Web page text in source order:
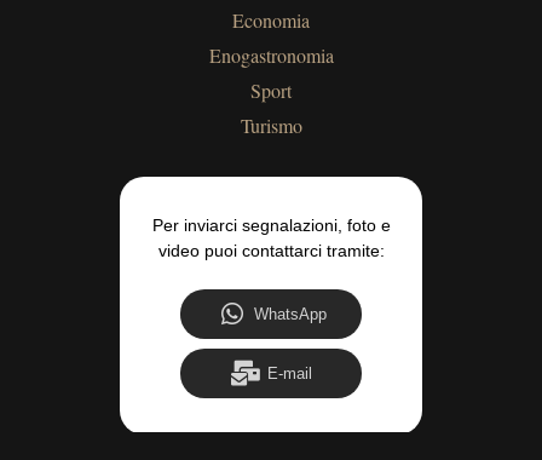
Economia
Enogastronomia
Sport
Turismo
Per inviarci segnalazioni, foto e
video puoi contattarci tramite:
WhatsApp
E-mail